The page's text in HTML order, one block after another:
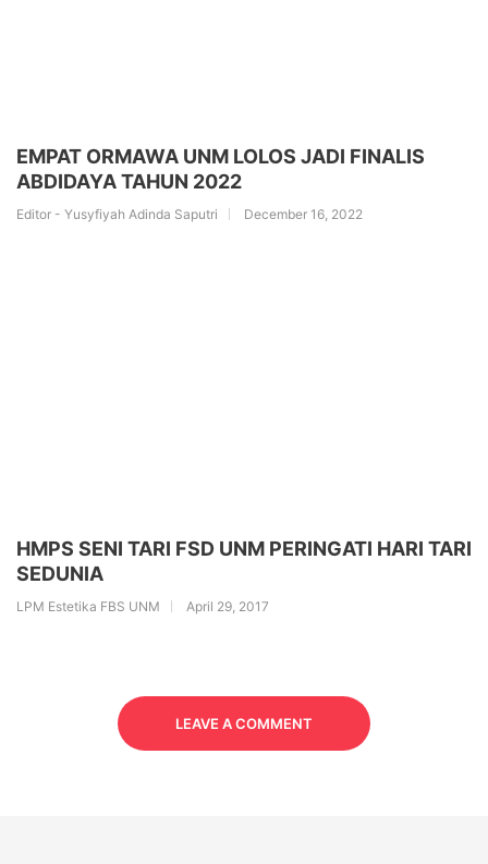
EMPAT ORMAWA UNM LOLOS JADI FINALIS
ABDIDAYA TAHUN 2022
Editor - Yusyfiyah Adinda Saputri December 16, 2022
HMPS SENI TARI FSD UNM PERINGATI HARI TARI
SEDUNIA
LPM Estetika FBS UNM April 29, 2017
LEAVE A COMMENT